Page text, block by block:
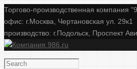
Торгово-производственная компания
офис: г.Москва, Чертановская ул. 29к1
производство: г.Подольск, Проспект